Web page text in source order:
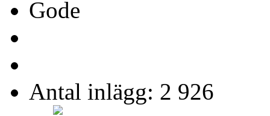
Gode
Antal inlägg: 2 926